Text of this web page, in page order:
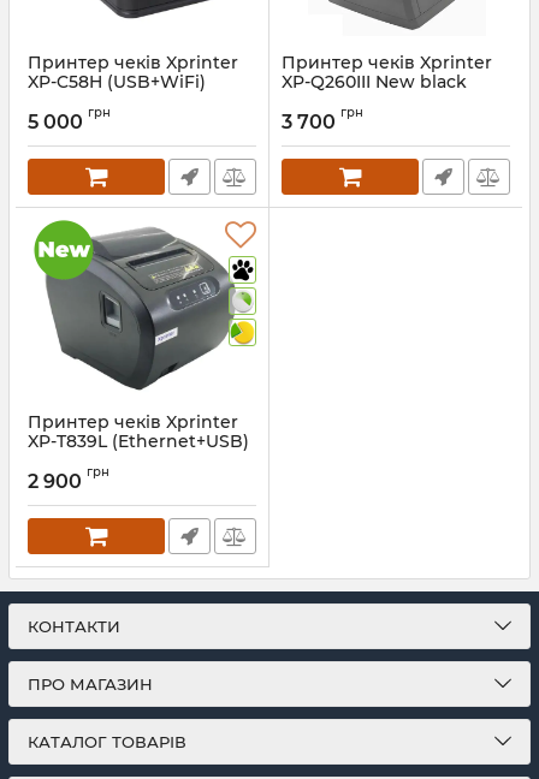
Принтер чеків Xprinter
XP-C58H (USB+WiFi)
5 000 грн
Принтер чеків Xprinter
XP-Q260III New black
Артикул: 1136
3 700 грн
Принтер чеків Xprinter
XP-T839L (Ethernet+USB)
2 900 грн
КОНТАКТИ
ПРО МАГАЗИН
КАТАЛОГ ТОВАРІВ